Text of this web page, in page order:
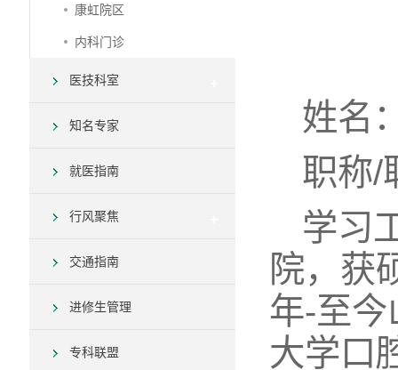
康虹院区
内科门诊
医技科室
知名专家
就医指南
行风聚焦
交通指南
进修生管理
专科联盟
姓名
职称/
学习
院，获
年-至
大学口